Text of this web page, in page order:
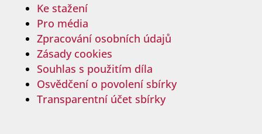
Ke stažení
Pro média
Zpracování osobních údajů
Zásady cookies
Souhlas s použitím díla
Osvědčení o povolení sbírky
Transparentní účet sbírky